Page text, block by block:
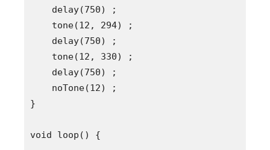
    delay(750) ;
    tone(12, 294) ;
    delay(750) ;
    tone(12, 330) ;
    delay(750) ;
    noTone(12) ;
}
void loop() {